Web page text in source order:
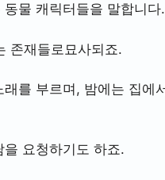
물 캐릭터들을 말합니다.
존재들로묘사되죠.
를 부르며, 밤에는 집에
요청하기도 하죠.